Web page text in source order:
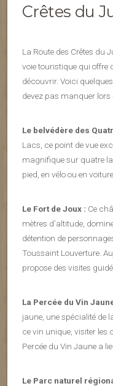
Crêtes du
La Route des Crêtes du
voie touristique qui offre
découvrir. Voici
devez pas manquer lors
Le belvédère des
Lacs, ce point de vue
magnifique sur quatre
pied, en vélo ou en
Le Fort de Joux : Ce
mètres d’altitude,
détention de
Toussaint Louverture.
propose des visites
La Percée du Vin
jaune, une spécialité de
ce vin unique, visiter les
Percée du Vin Jaune a
Le Parc naturel